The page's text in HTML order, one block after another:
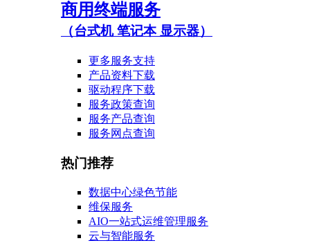
商用终端服务
（台式机 笔记本 显示器）
更多服务支持
产品资料下载
驱动程序下载
服务政策查询
服务产品查询
服务网点查询
热门推荐
数据中心绿色节能
维保服务
AIO一站式运维管理服务
云与智能服务